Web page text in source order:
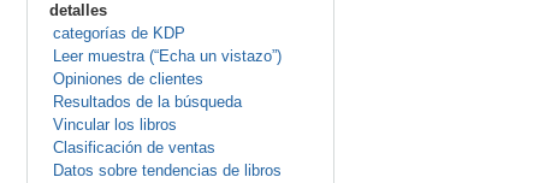
detalles
categorías de KDP
Leer muestra (“Echa un vistazo”)
Opiniones de clientes
Resultados de la búsqueda
Vincular los libros
Clasificación de ventas
Datos sobre tendencias de libros